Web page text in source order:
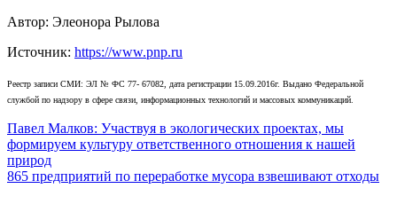
Автор: Элеонора Рылова
Источник: https://www.pnp.ru
Реестр записи СМИ: ЭЛ № ФС 77- 67082, дата регистрации 15.09.2016г. Выдано Федеральной
службой по надзору в сфере связи, информационных технологий и массовых коммуникаций.
Навигация
по
записям
Павел Малков: Участвуя в экологических проектах, мы
формируем культуру ответственного отношения к нашей
природ
865 предприятий по переработке мусора взвешивают отходы